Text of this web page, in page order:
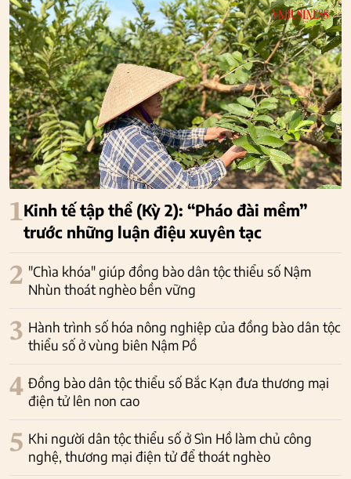
1Kinh tế tập thể (Kỳ 2): “Pháo đài mềm”
trước những luận điệu xuyên tạc
2 "Chìa khóa" giúp đồng bào dân tộc thiểu số Nậm
Nhùn thoát nghèo bền vững
3 Hành trình số hóa nông nghiệp của đồng bào dân tộc
thiểu số ở vùng biên Nậm Pồ
4 Đồng bào dân tộc thiểu số Bắc Kạn đưa thương mại
điện tử lên non cao
5 Khi người dân tộc thiểu số ở Sìn Hồ làm chủ công
nghệ, thương mại điện tử để thoát nghèo